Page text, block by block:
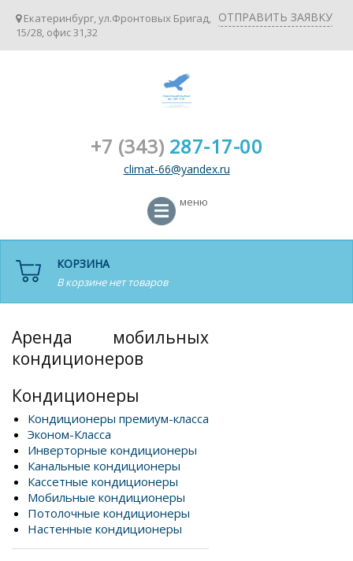
ОТПРАВИТЬ ЗАЯВКУ
Екатеринбург, ул.Фронтовых Бригад,
15/28, офис 31,32
+7 (343) 287-17-00
climat-66@yandex.ru
КОРЗИНА
В корзине нет товаров
меню
Аренда мобильных
кондиционеров
Кондиционеры
Кондиционеры премиум-класса
Эконом-Класса
Инверторные кондиционеры
Канальные кондиционеры
Кассетные кондиционеры
Мобильные кондиционеры
Потолочные кондиционеры
Настенные кондиционеры